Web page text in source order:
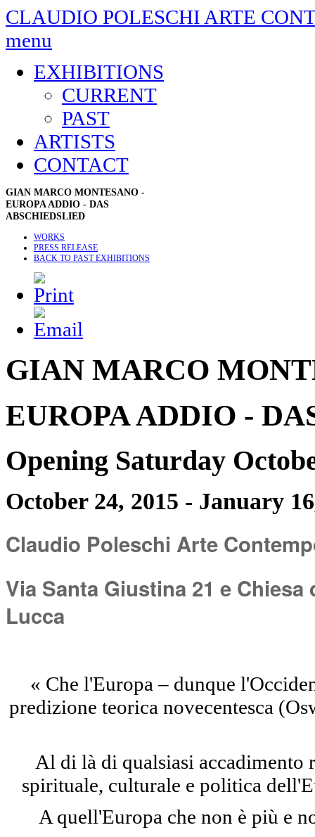
CLAUDIO POLESCHI ARTE
menu
EXHIBITIONS
CURRENT
PAST
ARTISTS
CONTACT
GIAN MARCO MONTESANO -
EUROPA ADDIO - DAS
ABSCHIEDSLIED
WORKS
PRESS RELEASE
BACK TO PAST EXHIBITIONS
GIAN MARCO
EUROPA ADDIO -
Opening Saturday
October 24, 2015 - January
Claudio Poleschi Arte
Via Santa Giustina 21 e
Lucca
« Che l'Europa – dunque
predizione teorica novecentesca
Al di là di qualsiasi accadimento
spirituale, culturale e politica
A quell'Europa che non è più e